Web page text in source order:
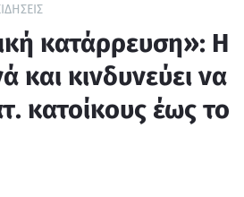
κατάρρευση»: Η
και κινδυνεύει να
κατοίκους έως το